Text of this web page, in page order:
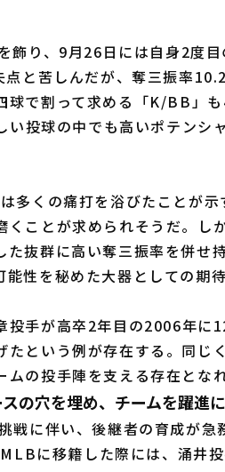
り、9月26日には自身2度
と苦しんだが、奪三振率
球で割って求める「K/BB」
投球の中でも高いポテンシ
くの痛打を浴びたことが示
ことが求められそうだ。し
抜群に高い奪三振率を併せ
性を秘めた大器としての期待
手が高卒2年目の2006年に
という例が存在する。同じ
の投手陣を支える存在となれ
の穴を埋め、チームを躍進
に伴い、後継者の育成が急
に移籍した際には、涌井